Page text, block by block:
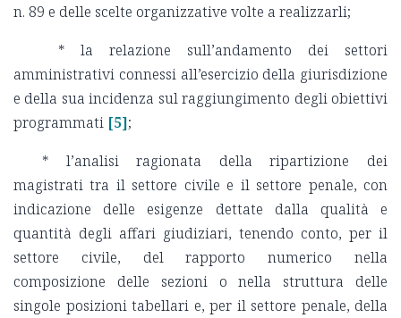
n. 89 e delle scelte organizzative volte a realizzarli;
* la relazione sull’andamento dei settori
amministrativi connessi all’esercizio della giurisdizione
e della sua incidenza sul raggiungimento degli obiettivi
programmati [5];
* l’analisi ragionata della ripartizione dei
magistrati tra il settore civile e il settore penale, con
indicazione delle esigenze dettate dalla qualità e
quantità degli affari giudiziari, tenendo conto, per il
settore civile, del rapporto numerico nella
composizione delle sezioni o nella struttura delle
singole posizioni tabellari e, per il settore penale, della